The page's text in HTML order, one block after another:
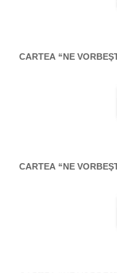
CARTEA “NE
CARTEA “NE